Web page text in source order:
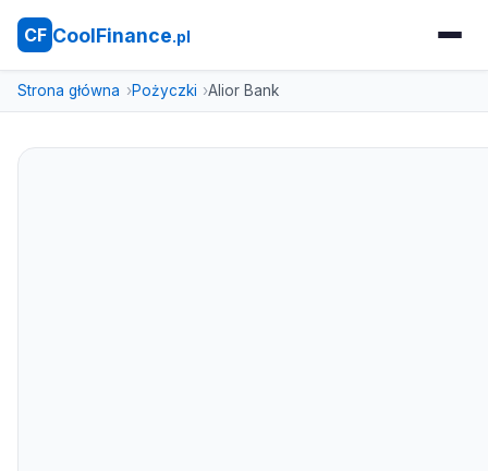
CF CoolFinance.pl
Strona główna Pożyczki Alior Bank